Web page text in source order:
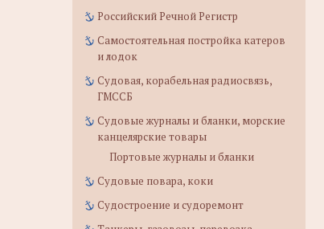
Российский Речной Регистр
Самостоятельная постройка катеров
и лодок
Судовая, корабельная радиосвязь,
ГМССБ
Судовые журналы и бланки, морские
канцелярские товары
Портовые журналы и бланки
Судовые повара, коки
Судостроение и судоремонт